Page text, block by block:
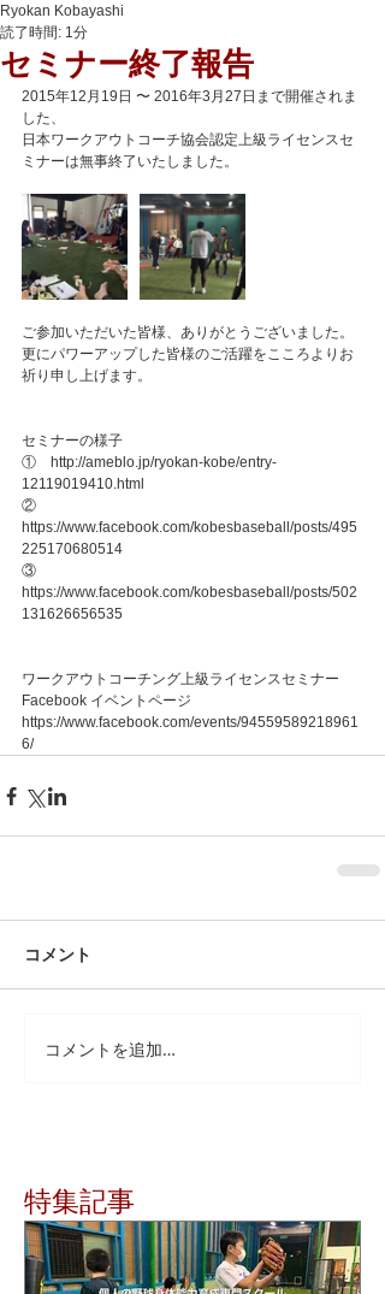
セミナー終了報告
Ryokan Kobayashi
読了時間: 1分
2015年12月19日 〜 2016年3月27日まで開催されま
した、
日本ワークアウトコーチ協会認定上級ライセンスセ
ミナーは無事終了いたしました。
ご参加いただいた皆様、ありがとうございました。
更にパワーアップした皆様のご活躍をこころよりお
祈り申し上げます。
セミナーの様子
①　http://ameblo.jp/ryokan-kobe/entry-
12119019410.html
②
https://www.facebook.com/kobesbaseball/posts/495
225170680514
③
https://www.facebook.com/kobesbaseball/posts/502
131626656535
ワークアウトコーチング上級ライセンスセミナー
Facebook イベントページ
https://www.facebook.com/events/94559589218961
6/
コメント
コメントを追加…
特集記事